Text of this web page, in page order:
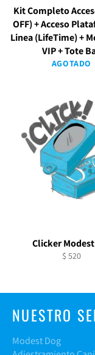
Kit Completo
OFF) + Acceso
Linea (LifeTime) +
VIP + Tote
AGOTADO
Clicker
Precio
$ 520
NUESTRO
Modest Dog